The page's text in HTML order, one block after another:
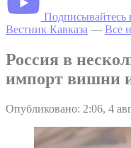
Подписывайтесь
Вестник Кавказа — Все
Россия в
импорт вишни
Опубликовано: 2:06, 4